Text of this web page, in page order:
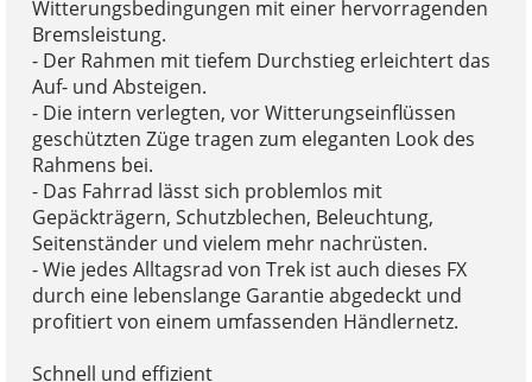
Witterungsbedingungen mit einer hervorragenden
Bremsleistung.
- Der Rahmen mit tiefem Durchstieg erleichtert das
Auf- und Absteigen.
- Die intern verlegten, vor Witterungseinflüssen
geschützten Züge tragen zum eleganten Look des
Rahmens bei.
- Das Fahrrad lässt sich problemlos mit
Gepäckträgern, Schutzblechen, Beleuchtung,
Seitenständer und vielem mehr nachrüsten.
- Wie jedes Alltagsrad von Trek ist auch dieses FX
durch eine lebenslange Garantie abgedeckt und
profitiert von einem umfassenden Händlernetz.
Schnell und effizient